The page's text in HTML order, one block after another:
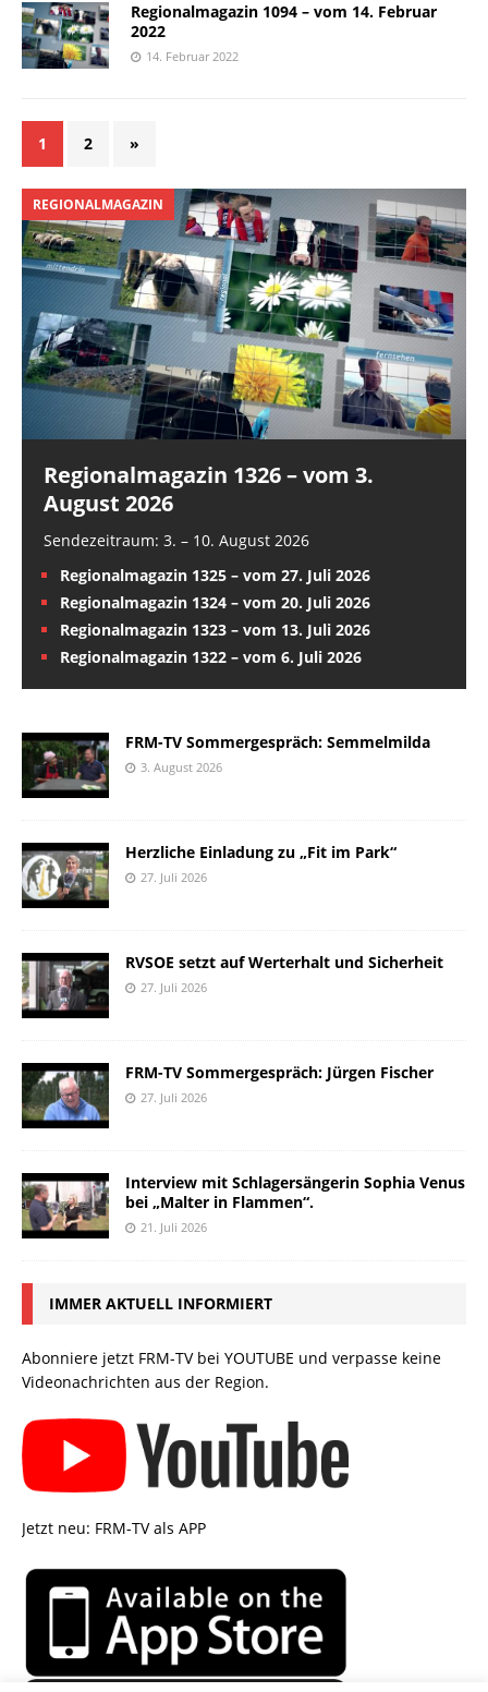
Regionalmagazin 1094 – vom 14. Februar
2022
14. Februar 2022
1 2 »
REGIONALMAGAZIN
Regionalmagazin 1326 – vom 3.
August 2026
Sendezeitraum: 3. – 10. August 2026
Regionalmagazin 1325 – vom 27. Juli 2026
Regionalmagazin 1324 – vom 20. Juli 2026
Regionalmagazin 1323 – vom 13. Juli 2026
Regionalmagazin 1322 – vom 6. Juli 2026
FRM-TV Sommergespräch: Semmelmilda
3. August 2026
Herzliche Einladung zu „Fit im Park“
27. Juli 2026
RVSOE setzt auf Werterhalt und Sicherheit
27. Juli 2026
FRM-TV Sommergespräch: Jürgen Fischer
27. Juli 2026
Interview mit Schlagersängerin Sophia Venus
bei „Malter in Flammen“.
21. Juli 2026
IMMER AKTUELL INFORMIERT
Abonniere jetzt FRM-TV bei YOUTUBE und verpasse keine
Videonachrichten aus der Region.
Jetzt neu: FRM-TV als APP